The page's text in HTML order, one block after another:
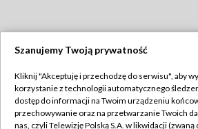
TVP
Abonament TVP
Regulamin TVP
Szanujemy Twoją prywatność
Kliknij "Akceptuję i przechodzę do serwisu", aby
korzystanie z technologii automatycznego
dostęp do informacji na Twoim urządzeniu
przechowywanie oraz na przetwarzanie Twoich
nas, czyli Telewizję Polską S.A. w likwidacji (zwaną